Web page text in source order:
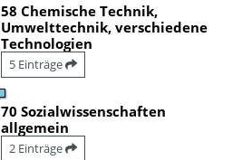
58 Chemische Technik,
Umwelttechnik, verschiedene
Technologien
5 Einträge
70 Sozialwissenschaften
allgemein
2 Einträge